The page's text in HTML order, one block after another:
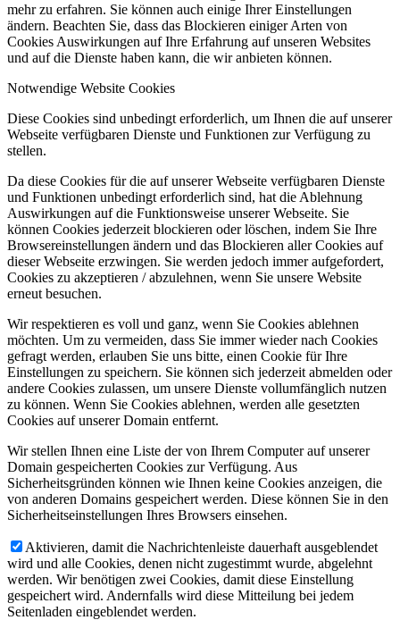
mehr zu erfahren. Sie können auch einige Ihrer Einstellungen
ändern. Beachten Sie, dass das Blockieren einiger Arten von
Cookies Auswirkungen auf Ihre Erfahrung auf unseren Websites
und auf die Dienste haben kann, die wir anbieten können.
Notwendige Website Cookies
Diese Cookies sind unbedingt erforderlich, um Ihnen die auf unserer
Webseite verfügbaren Dienste und Funktionen zur Verfügung zu
stellen.
Da diese Cookies für die auf unserer Webseite verfügbaren Dienste
und Funktionen unbedingt erforderlich sind, hat die Ablehnung
Auswirkungen auf die Funktionsweise unserer Webseite. Sie
können Cookies jederzeit blockieren oder löschen, indem Sie Ihre
Browsereinstellungen ändern und das Blockieren aller Cookies auf
dieser Webseite erzwingen. Sie werden jedoch immer aufgefordert,
Cookies zu akzeptieren / abzulehnen, wenn Sie unsere Website
erneut besuchen.
Wir respektieren es voll und ganz, wenn Sie Cookies ablehnen
möchten. Um zu vermeiden, dass Sie immer wieder nach Cookies
gefragt werden, erlauben Sie uns bitte, einen Cookie für Ihre
Einstellungen zu speichern. Sie können sich jederzeit abmelden oder
andere Cookies zulassen, um unsere Dienste vollumfänglich nutzen
zu können. Wenn Sie Cookies ablehnen, werden alle gesetzten
Cookies auf unserer Domain entfernt.
Wir stellen Ihnen eine Liste der von Ihrem Computer auf unserer
Domain gespeicherten Cookies zur Verfügung. Aus
Sicherheitsgründen können wie Ihnen keine Cookies anzeigen, die
von anderen Domains gespeichert werden. Diese können Sie in den
Sicherheitseinstellungen Ihres Browsers einsehen.
Aktivieren, damit die Nachrichtenleiste dauerhaft ausgeblendet
wird und alle Cookies, denen nicht zugestimmt wurde, abgelehnt
werden. Wir benötigen zwei Cookies, damit diese Einstellung
gespeichert wird. Andernfalls wird diese Mitteilung bei jedem
Seitenladen eingeblendet werden.